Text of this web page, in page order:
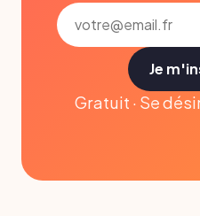
Je
Gratuit · Se